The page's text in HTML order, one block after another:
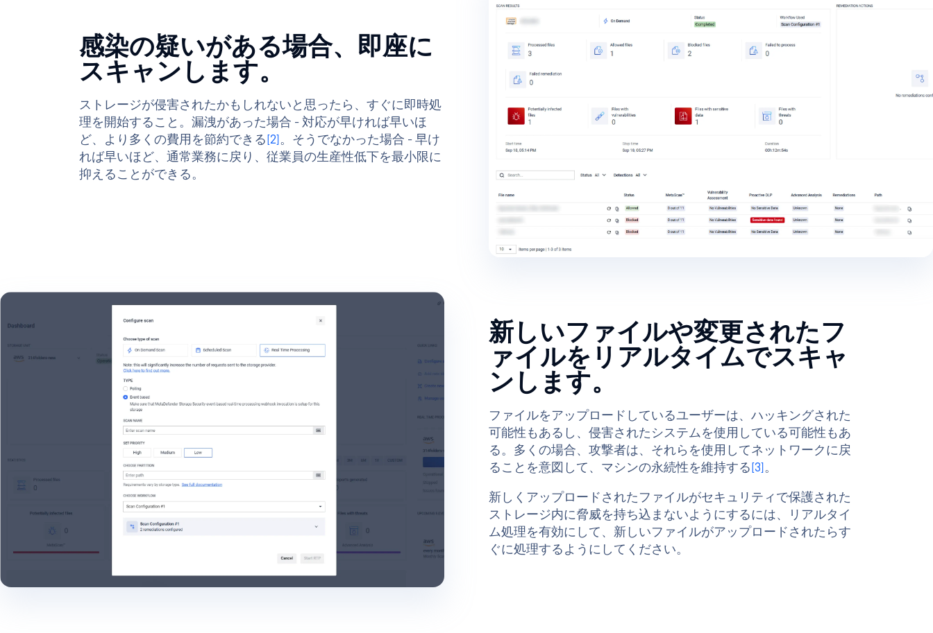
感染の疑いがある場合、即座に
スキャンします。
ストレージが侵害されたかもしれないと思ったら、すぐに即時処
理を開始すること。漏洩があった場合 - 対応が早ければ早いほ
ど、より多くの費用を節約できる[2]。そうでなかった場合 - 早け
れば早いほど、通常業務に戻り、従業員の生産性低下を最小限に
抑えることができる。
新しいファイルや変更されたフ
ァイルをリアルタイムでスキャ
ンします。
ファイルをアップロードしているユーザーは、ハッキングされた
可能性もあるし、侵害されたシステムを使用している可能性もあ
る。多くの場合、攻撃者は、それらを使用してネットワークに戻
ることを意図して、マシンの永続性を維持する[3]。
新しくアップロードされたファイルがセキュリティで保護された
ストレージ内に脅威を持ち込まないようにするには、リアルタイ
ム処理を有効にして、新しいファイルがアップロードされたらす
ぐに処理するようにしてください。